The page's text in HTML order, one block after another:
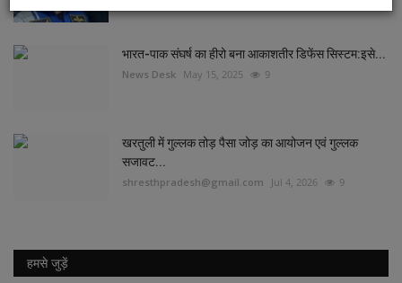
भारत-पाक संघर्ष का हीरो बना ​​​​​​​आकाशतीर डिफेंस सिस्टम:इसे...
News Desk May 15, 2025 9
खरतुली में गुल्लक तोड़ पैसा जोड़ का आयोजन एवं गुल्लक
सजावट...
shresthpradesh@gmail.com Jul 4, 2026 9
हमसे जुड़ें